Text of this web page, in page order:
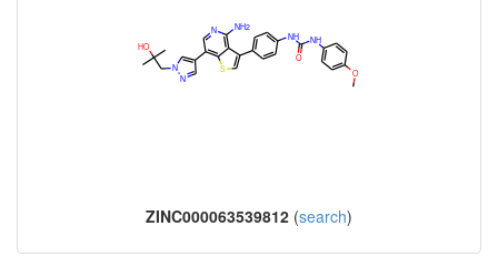
ZINC000063539812 (search)